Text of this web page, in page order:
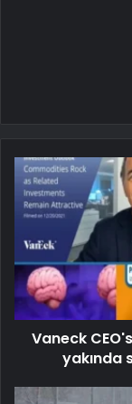
Vaneck
yakında